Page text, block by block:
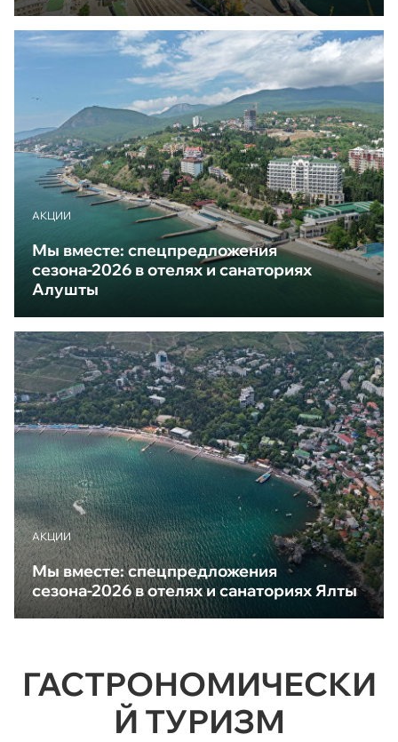
АКЦИИ
Мы вместе: спецпредложения
сезона-2026 в отелях и санаториях
Алушты
АКЦИИ
Мы вместе: спецпредложения
сезона-2026 в отелях и санаториях Ялты
ГАСТРОНОМИЧЕСКИ
Й ТУРИЗМ